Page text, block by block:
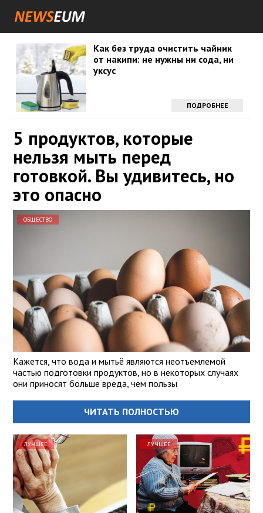
Как без труда очистить чайник
от накипи: не нужны ни сода, ни
уксус
ПОДРОБНЕЕ
5 продуктов, которые
нельзя мыть перед
готовкой. Вы удивитесь, но
это опасно
ОБЩЕСТВО
Кажется, что вода и мытьё являются неотъемлемой
частью подготовки продуктов, но в некоторых случаях
они приносят больше вреда, чем пользы
ЧИТАТЬ ПОЛНОСТЬЮ
ЛУЧШЕЕ ЛУЧШЕЕ